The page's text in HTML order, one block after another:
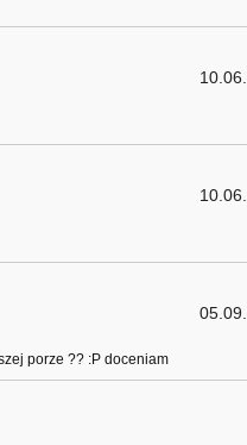
porze ?? :P doceniam